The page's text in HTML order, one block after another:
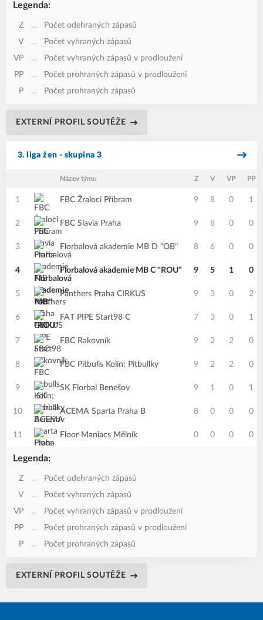
Legenda:
Z ...
Počet odehraných zápasů
V
...
Počet vyhraných zápasů
VP
...
Počet vyhraných zápasů v prodloužení
PP
...
Počet prohraných zápasů v prodloužení
P
... Počet prohraných zápasů
EXTERNÍ PROFIL SOUTĚŽE
3. liga žen - skupina 3
Název týmu Z V VP PP
1 FBC Žraloci Příbram 9 8 0 1
2 FBC Slavia Praha 9 8 0 0
3 Florbalová akademie MB D "OB" 8 6 0 0
4 Florbalová akademie MB C "ROU" 9 5 1 0
5 Panthers Praha CIRKUS 9 3 0 2
6 FAT PIPE Start98 C 7 3 0 1
7 FBC Rakovník 9 2 2 0
8 FBC Pitbulls Kolín: Pitbullky 9 2 2 0
9 SK Florbal Benešov 9 1 0 1
10 ACEMA Sparta Praha B 8 0 0 0
11 Floor Maniacs Mělník 0 0 0 0
Legenda:
Z ...
Počet odehraných zápasů
V
...
Počet vyhraných zápasů
VP
...
Počet vyhraných zápasů v prodloužení
PP
...
Počet prohraných zápasů v prodloužení
P
... Počet prohraných zápasů
EXTERNÍ PROFIL SOUTĚŽE